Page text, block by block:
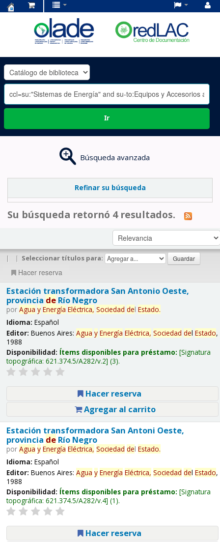
OLADE
-
Ir
Búsqueda avanzada
Refinar su búsqueda
Su búsqueda retornó 4 resultados.
| | Seleccionar títulos para:
Hacer reserva
Estación transformadora San Antonio Oeste,
provincia deRío Negro
por Agua y Energía Eléctrica, Sociedad del Estado.
Idioma: Español
Editor: Buenos Aires: Agua y Energía Eléctrica, Sociedad del Estado,
1988
Disponibilidad: Ítems disponibles para préstamo: Signatura
topográfica: 621.374.5/A282/v.2 (3).
Hacer reserva
Agregar al carrito
Estación transformadora San Antoni Oeste,
provincia deRío Negro
por Agua y Energía Eléctrica, Sociedad del Estado.
Idioma: Español
Editor: Buenos Aires: Agua y Energía Eléctrica, Sociedad del Estado,
1988
Disponibilidad: Ítems disponibles para préstamo: Signatura
topográfica: 621.374.5/A282/v.4 (1).
Hacer reserva